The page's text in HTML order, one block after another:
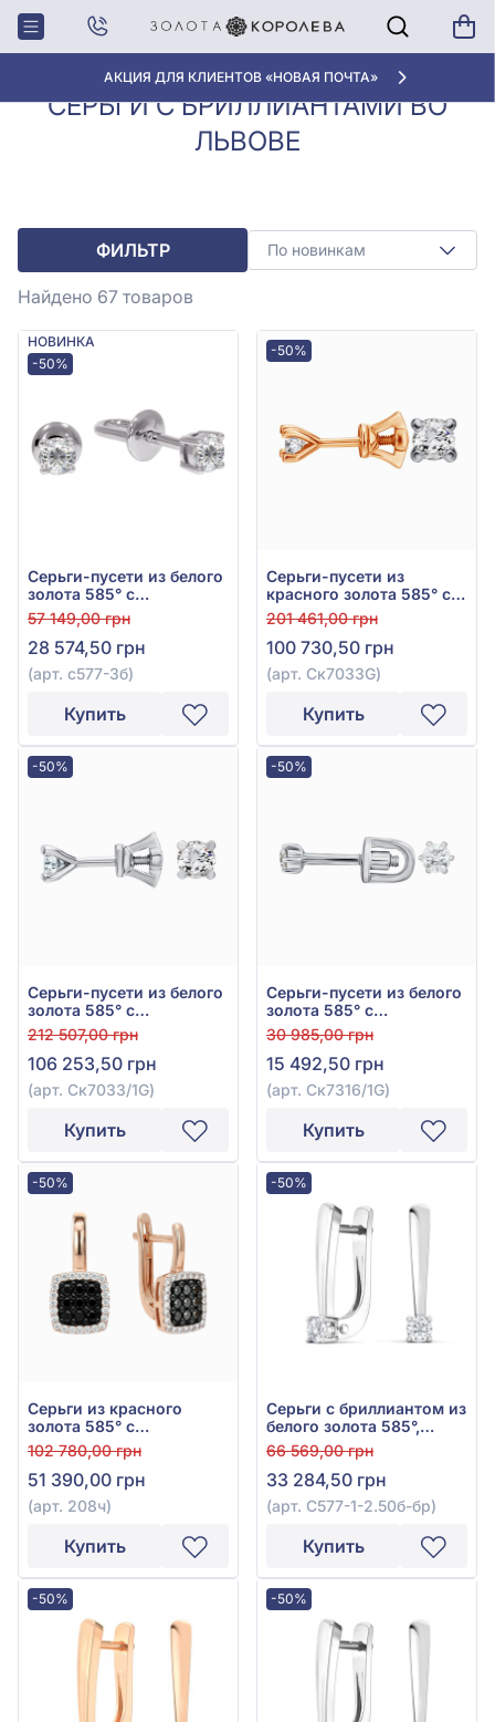
АКЦИЯ ДЛЯ КЛИЕНТОВ «НОВАЯ ПОЧТА»
Главная
Серьги с
бриллиантами
Серьги с бриллиантами во
Львове
СЕРЬГИ С БРИЛЛИАНТАМИ ВО
ЛЬВОВЕ
ФИЛЬТР По новинкам
Найдено 67 товаров
НОВИНКА
-50%
Серьги-пусети из белого
золота 585° с
бриллиантами 0,19ct, арт.
с577-3б
57 149,00 грн
28 574,50 грн
(арт. с577-3б)
Купить
-50%
Серьги-пусети из
красного золота 585° с
бриллиантом 0,8ct, арт.
Ск7033G
201 461,00 грн
100 730,50 грн
(арт. Ск7033G)
Купить
-50%
Серьги-пусети из белого
золота 585° с
бриллиантом 0,81ct, арт.
Ск7033/1G
212 507,00 грн
106 253,50 грн
(арт. Ск7033/1G)
Купить
-50%
Серьги-пусети из белого
золота 585° с
бриллиантом 0,1ct, арт.
Ск7316/1G
30 985,00 грн
15 492,50 грн
(арт. Ск7316/1G)
Купить
-50%
Серьги из красного
золота 585° с
прозрачным
бриллиантом 0,138ct и
чёрным бриллиантом
0,234ct, арт. 208ч
102 780,00 грн
51 390,00 грн
(арт. 208ч)
Купить
-50%
Серьги с бриллиантом из
белого золота 585°,
0,11ct, арт. С577-1-2.50б-
бр
66 569,00 грн
33 284,50 грн
(арт. С577-1-2.50б-бр)
Купить
-50% -50%